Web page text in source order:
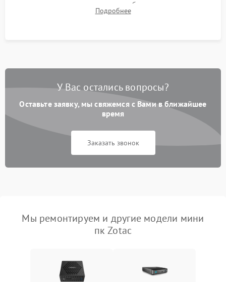
мониторингом температур во избежание троттлинга.
Проверка работы Wi-Fi, Bluetooth, звука и всех внешних
Подробнее
У Вас остались вопросы?
Оставьте заявку, мы свяжемся с Вами в ближайшее
время
Заказать звонок
Мы ремонтируем и другие модели мини
пк Zotac